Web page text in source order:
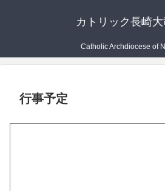
カトリック長崎大
Catholic Archdiocese of
行事予定